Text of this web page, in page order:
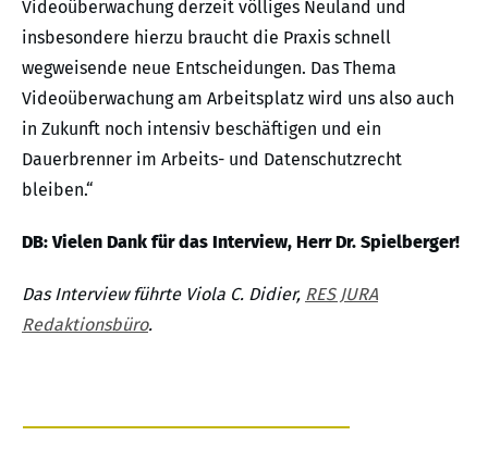
Videoüberwachung derzeit völliges Neuland und
insbesondere hierzu braucht die Praxis schnell
wegweisende neue Entscheidungen. Das Thema
Videoüberwachung am Arbeitsplatz wird uns also auch
in Zukunft noch intensiv beschäftigen und ein
Dauerbrenner im Arbeits- und Datenschutzrecht
bleiben.“
DB: Vielen Dank für das Interview, Herr Dr. Spielberger!
Das Interview führte Viola C. Didier, RES JURA
Redaktionsbüro.